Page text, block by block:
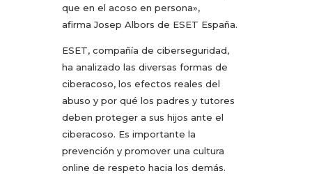
que en el acoso en persona»,
afirma Josep Albors de ESET España.
ESET, compañía de ciberseguridad,
ha analizado las diversas formas de
ciberacoso, los efectos reales del
abuso y por qué los padres y tutores
deben proteger a sus hijos ante el
ciberacoso. Es importante la
prevención y promover una cultura
online de respeto hacia los demás.